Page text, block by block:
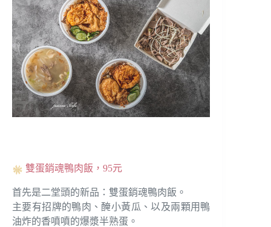
雙蛋銷魂鴨肉飯，95元
首先是二堂頭的新品：雙蛋銷魂鴨肉飯。
主要有招牌的鴨肉、醃小黃瓜、以及兩顆用鴨
油炸的香噴噴的爆漿半熟蛋。